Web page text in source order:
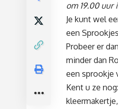
om 19.00 uur
Je kunt wel
een
Probeer er
minder dan
een sprookje
Kent u ze